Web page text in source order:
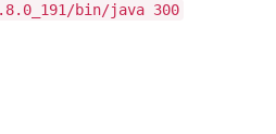
bin/java 300